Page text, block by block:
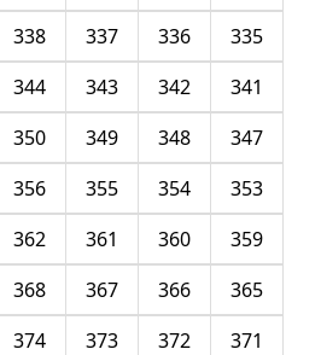
335
336
337
338
341
342
343
344
347
348
349
350
353
354
355
356
359
360
361
362
365
366
367
368
371
372
373
374